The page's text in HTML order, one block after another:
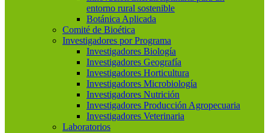
entorno rural sostenible
Botánica Aplicada
Comité de Bioética
Investigadores por Programa
Investigadores Biología
Investigadores Geografía
Investigadores Horticultura
Investigadores Microbiología
Investigadores Nutrición
Investigadores Producción Agropecuaria
Investigadores Veterinaria
Laboratorios